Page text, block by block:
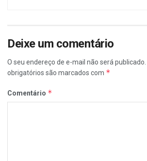
Deixe um comentário
O seu endereço de e-mail não será publicado.
obrigatórios são marcados com *
Comentário *